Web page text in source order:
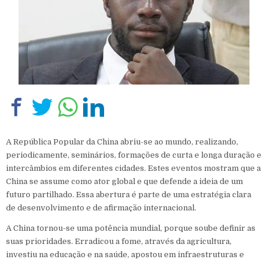
A República Popular da China abriu-se ao mundo, realizando,
periodicamente, seminários, formações de curta e longa duração e
intercâmbios em diferentes cidades. Estes eventos mostram que a
China se assume como ator global e que defende a ideia de um
futuro partilhado. Essa abertura é parte de uma estratégia clara
de desenvolvimento e de afirmação internacional.
A China tornou-se uma potência mundial, porque soube definir as
suas prioridades. Erradicou a fome, através da agricultura,
investiu na educação e na saúde, apostou em infraestruturas e